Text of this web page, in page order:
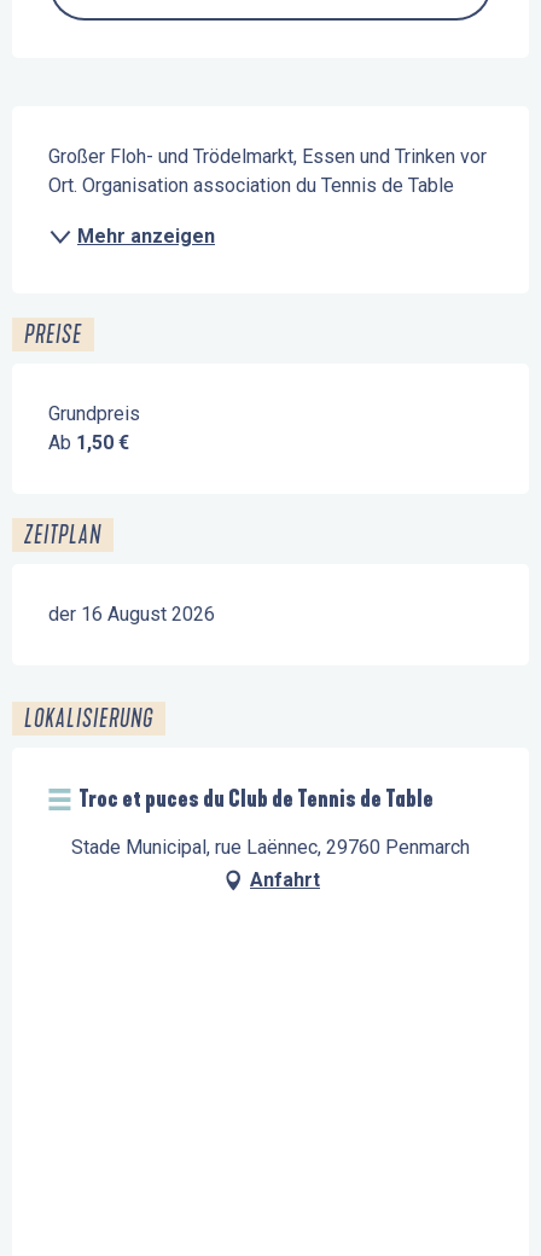
Großer Floh- und Trödelmarkt, Essen und Trinken vor
Ort. Organisation association du Tennis de Table
Mehr anzeigen
PREISE
Grundpreis
Ab 1,50 €
ZEITPLAN
der 16 August 2026
LOKALISIERUNG
Troc et puces du Club de Tennis de Table
Stade Municipal, rue Laënnec, 29760 Penmarch
Anfahrt